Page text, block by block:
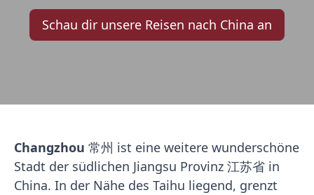
Schau dir unsere Reisen nach China an
Changzhou 常州 ist eine weitere wunderschöne
Stadt der südlichen Jiangsu Provinz 江苏省 in
China. In der Nähe des Taihu liegend, grenzt